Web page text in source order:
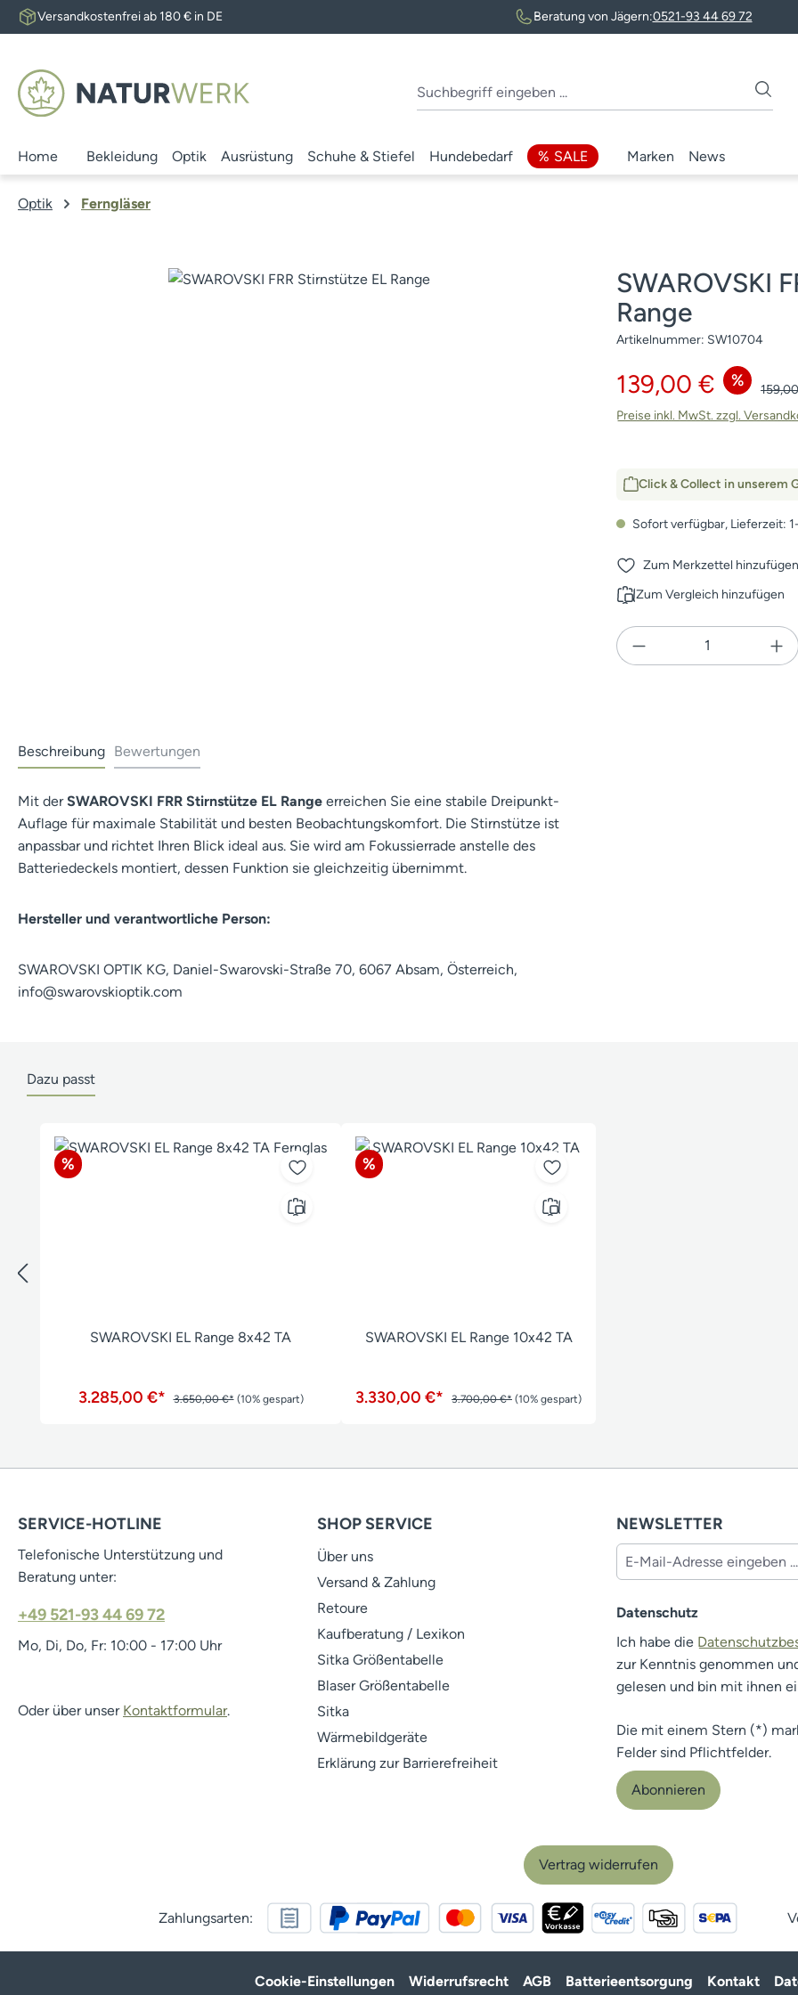
Hauptinhalt springen
Zur Suche springen
Zur Hauptnavigation springen
Versandkostenfrei ab 180 € in DE Beratung von Jägern:0521-93 44 69 72
Home Bekleidung Optik Ausrüstung Schuhe & Stiefel Hundebedarf SALE Marken News
Optik Ferngläser
Bildergalerie überspringen
SWAROVSKI
Range
Artikelnummer: SW10704
Verkaufspreis:
139,00 € %
Preise inkl. MwSt. zzgl.
Click & Collect in unserem
Sofort verfügbar, Lieferzeit:
Zum Merkzettel hinzufügen
Zum Vergleich hinzufügen
Produkt Anzahl:
Beschreibung Bewertungen
Mit derSWAROVSKI FRR Stirnstütze EL Range erreichen Sie eine stabile Dreipunkt-
Auflage für maximale Stabilität und besten Beobachtungskomfort. Die Stirnstütze ist
anpassbar und richtet Ihren Blick ideal aus. Sie wird am Fokussierrade anstelle des
Batteriedeckels montiert, dessen Funktion sie gleichzeitig übernimmt.
Hersteller und verantwortliche Person:
SWAROVSKI OPTIK KG, Daniel-Swarovski-Straße 70, 6067 Absam, Österreich,
info@swarovskioptik.com
Dazu passt
Produktgalerie überspringen
Rabatt
%
SWAROVSKI EL Range 8x42 TA
3.285,00 €* 3.650,00 €* (10% gespart)
Rabatt
%
SWAROVSKI EL Range 10x42 TA
3.330,00 €* 3.700,00 €* (10% gespart)
SERVICE-HOTLINE
Telefonische Unterstützung und
Beratung unter:
+49 521-93 44 69 72
Mo, Di, Do, Fr: 10:00 - 17:00 Uhr
Oder über unser Kontaktformular.
SHOP SERVICE
Über uns
Versand & Zahlung
Retoure
Kaufberatung / Lexikon
Sitka Größentabelle
Blaser Größentabelle
Sitka
Wärmebildgeräte
Erklärung zur Barrierefreiheit
NEWSLETTER
Datenschutz
Ich habe die
zur Kenntnis genommen
gelesen und bin mit ihnen
Die mit einem Stern (*)
Felder sind Pflichtfelder.
Abonnieren
Vertrag widerrufen
Zahlungsarten:
Cookie-Einstellungen Widerrufsrecht AGB Batterieentsorgung Kontakt